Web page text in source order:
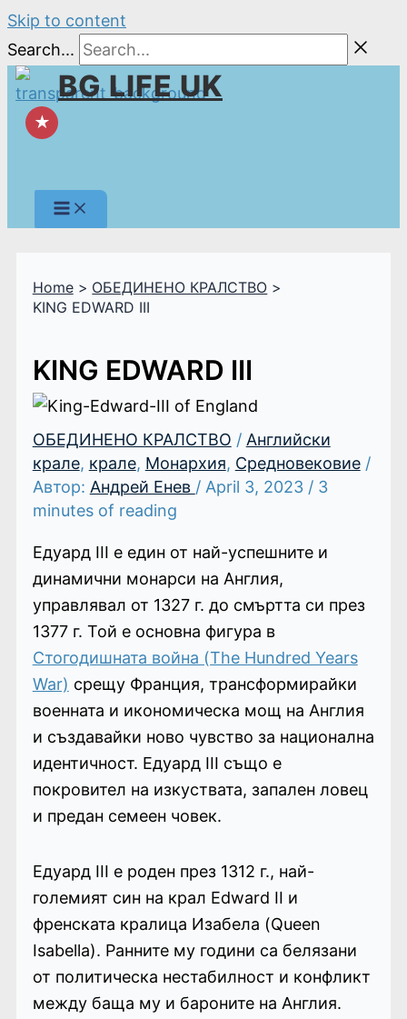
Skip to content
Search...
BG LIFE UK
★
Home
ОБЕДИНЕНО КРАЛСТВО
KING EDWARD III
KING EDWARD III
ОБЕДИНЕНО КРАЛСТВО / Английски
крале, крале, Монархия, Средновековие/
Автор: Андрей Енев / April 3, 2023 / 3
minutes of reading
Едуард III е един от най-успешните и
динамични монарси на Англия,
управлявал от 1327 г. до смъртта си през
1377 г. Той е основна фигура в
Стогодишната война (The Hundred Years
War) срещу Франция, трансформирайки
военната и икономическа мощ на Англия
и създавайки ново чувство за национална
идентичност. Едуард III също е
покровител на изкуствата, запален ловец
и предан семеен човек.
Едуард III е роден през 1312 г., най-
големият син на крал Edward II и
френската кралица Изабела (Queen
Isabella). Ранните му години са белязани
от политическа нестабилност и конфликт
между баща му и бароните на Англия.